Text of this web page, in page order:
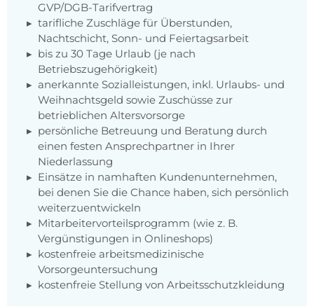
GVP/DGB-Tarifvertrag
tarifliche Zuschläge für Überstunden,
Nachtschicht, Sonn- und Feiertagsarbeit
bis zu 30 Tage Urlaub (je nach
Betriebszugehörigkeit)
anerkannte Sozialleistungen, inkl. Urlaubs- und
Weihnachtsgeld sowie Zuschüsse zur
betrieblichen Altersvorsorge
persönliche Betreuung und Beratung durch
einen festen Ansprechpartner in Ihrer
Niederlassung
Einsätze in namhaften Kundenunternehmen,
bei denen Sie die Chance haben, sich persönlich
weiterzuentwickeln
Mitarbeitervorteilsprogramm (wie z. B.
Vergünstigungen in Onlineshops)
kostenfreie arbeitsmedizinische
Vorsorgeuntersuchung
kostenfreie Stellung von Arbeitsschutzkleidung